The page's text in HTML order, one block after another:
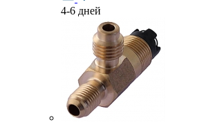
4-6 дней